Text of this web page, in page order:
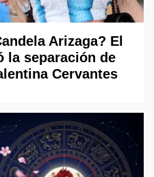
Arizaga? El
la separación de
Cervantes